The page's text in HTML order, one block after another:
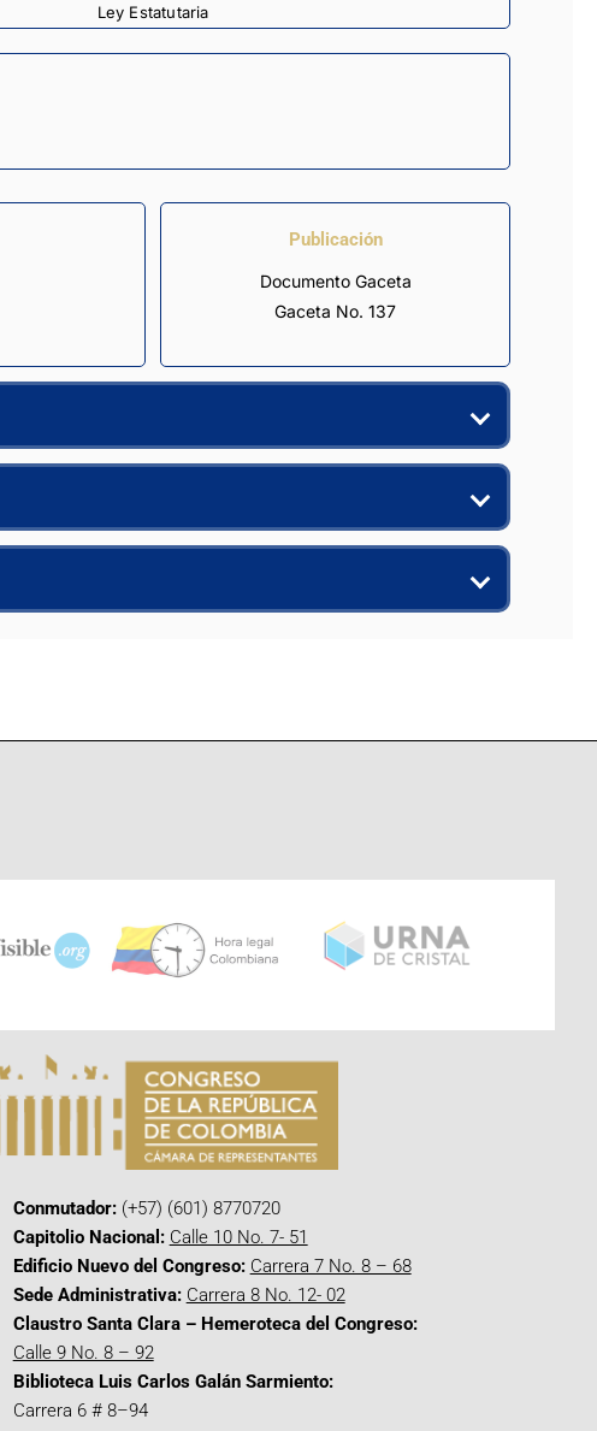
Ley Estatutaria
Publicación
Documento Gaceta
Gaceta No. 137
Conmutador:(+57) (601) 8770720
Capitolio Nacional: Calle 10 No. 7- 51
Edificio Nuevo del Congreso: Carrera 7 No. 8 – 68
Sede Administrativa: Carrera 8 No. 12- 02
Claustro Santa Clara – Hemeroteca del Congreso:
Calle 9 No. 8 – 92
Biblioteca Luis Carlos Galán Sarmiento:
Carrera 6 # 8–94